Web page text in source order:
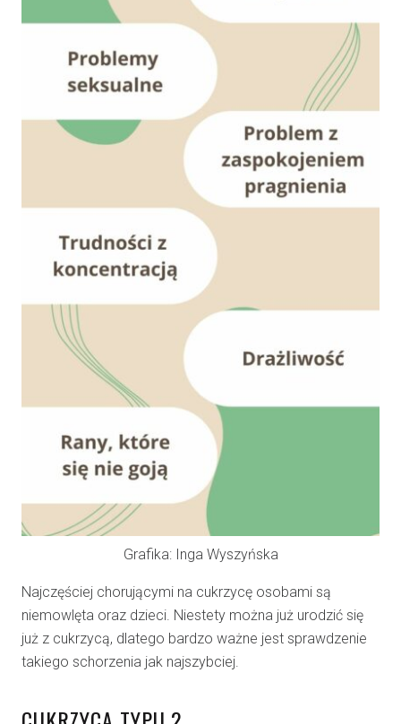
Grafika: Inga Wyszyńska
Najczęściej chorującymi na cukrzycę osobami są
niemowlęta oraz dzieci. Niestety można już urodzić się
już z cukrzycą, dlatego bardzo ważne jest sprawdzenie
takiego schorzenia jak najszybciej.